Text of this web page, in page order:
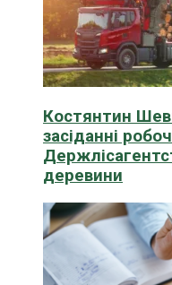
Костянтин
засіданні
деревини